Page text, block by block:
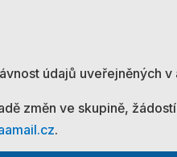
údajů uveřejněných
změn ve skupině,
.